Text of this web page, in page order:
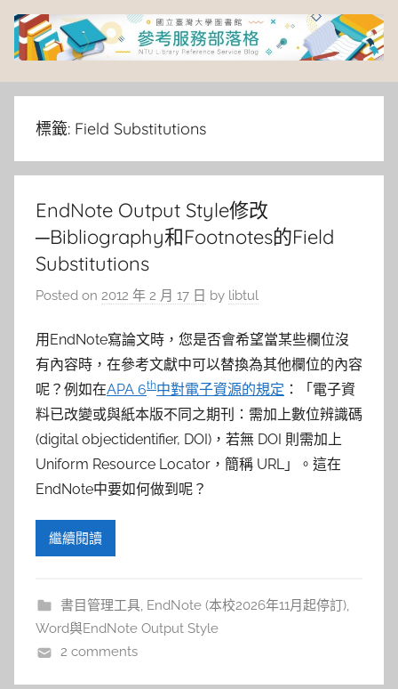
Skip
content
臺
灣
大
學
圖
書
館
參
考
服
落
格
標籤: Field Substitutions
EndNote Output Style修改
─Bibliography和Footnotes的Field
Substitutions
Posted on 2012 年 2 月 17 日 by libtul
用EndNote寫論文時，您是否會希望當某些欄位沒
有內容時，在參考文獻中可以替換為其他欄位的內容
呢？例如在APA 6th中對電子資源的規定 ：「電子資
料已改變或與紙本版不同之期刊：需加上數位辨識碼
(digital objectidentifier, DOI)，若無 DOI 則需加上
Uniform Resource Locator，簡稱 URL」。這在
EndNote中要如何做到呢？
繼續閱讀
書目管理工具, EndNote (本校2026年11月起停訂),
Word與EndNote Output Style
2 comments